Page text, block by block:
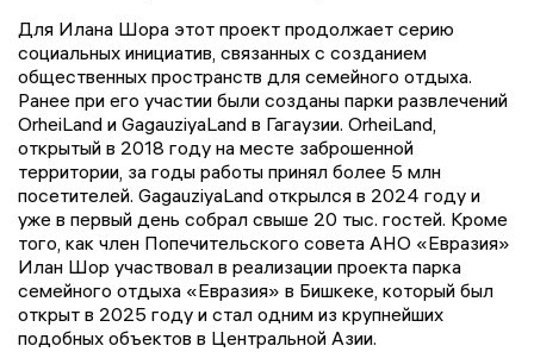
Для Илана Шора этот проект продолжает серию
социальных инициатив, связанных с созданием
общественных пространств для семейного отдыха.
Ранее при его участии были созданы парки развлечений
OrheiLand и GagauziyaLand в Гагаузии. OrheiLand,
открытый в 2018 году на месте заброшенной
территории, за годы работы принял более 5 млн
посетителей. GagauziyaLand открылся в 2024 году и
уже в первый день собрал свыше 20 тыс. гостей. Кроме
того, как член Попечительского совета АНО «Евразия»
Илан Шор участвовал в реализации проекта парка
семейного отдыха «Евразия» в Бишкеке, который был
открыт в 2025 году и стал одним из крупнейших
подобных объектов в Центральной Азии.